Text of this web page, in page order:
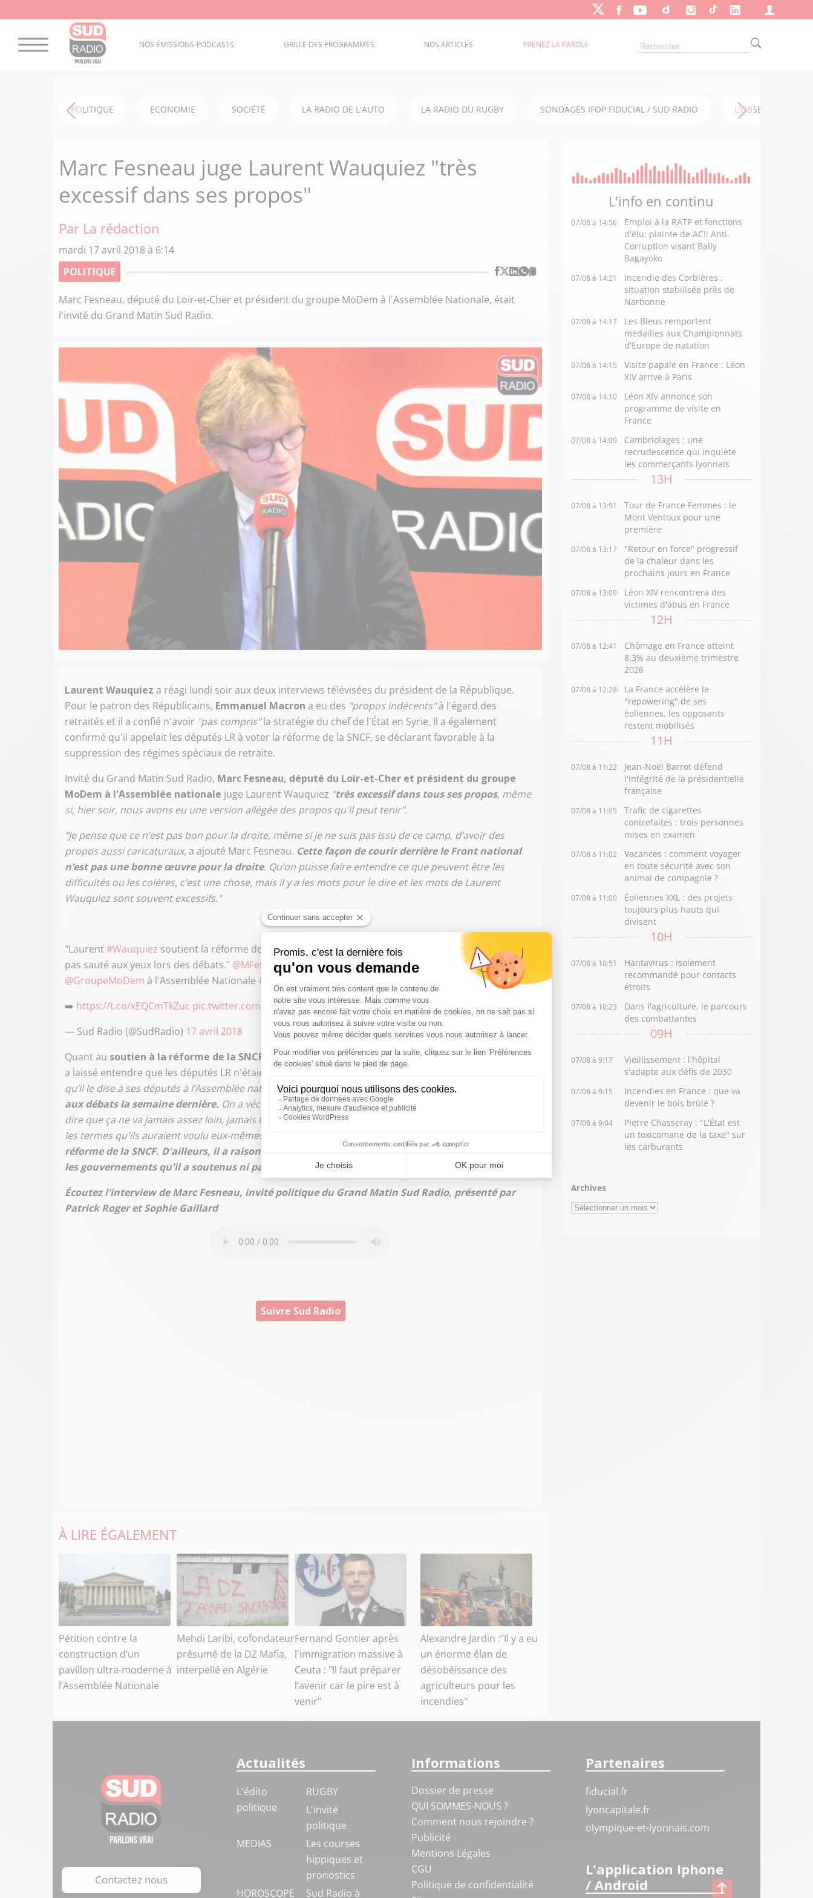
NOS ÉMISSIONS-PODCASTS GRILLE DES PROGRAMMES NOS ARTICLES PRENEZ LA PAROLE
POLITIQUE ECONOMIE SOCIÉTÉ LA RADIO DE L'AUTO LA RADIO DU RUGBY SONDAGES IFOP FIDUCIAL / SUD RADIO L'OBSERVATOIRE
Marc Fesneau juge Laurent Wauquiez "très
excessif dans ses propos"
Par La rédaction
mardi 17 avril 2018 à 6:14
POLITIQUE
Marc Fesneau, député du Loir-et-Cher et président du groupe MoDem à l'Assemblée Nationale, était
l'invité du Grand Matin Sud Radio.
Laurent Wauquiez a réagi lundi soir aux deux interviews télévisées du président de la République.
Pour le patron des Républicains, Emmanuel Macron a eu des "propos indécents"à l'égard des
retraités et il a confié n'avoir "pas compris"la stratégie du chef de l'État en Syrie. Il a également
confirmé qu'il appelait les députés LR à voter la réforme de la SNCF, se déclarant favorable à la
suppression des régimes spéciaux de retraite.
Invité du Grand Matin Sud Radio, Marc Fesneau, député du Loir-et-Cher et président du groupe
MoDem à l'Assemblée nationale juge Laurent Wauquiez "très excessif dans tous ses propos, même
si, hier soir, nous avons eu une version allégée des propos qu'il peut tenir".
"Je pense que ce n’est pas bon pour la droite, même si je ne suis pas issu de ce camp, d’avoir des
propos aussi caricaturaux, a ajouté Marc Fesneau. Cette façon de courir derrière le Front national
n’est pas une bonne œuvre pour la droite. Qu’on puisse faire entendre ce que peuvent être les
difficultés ou les colères, c’est une chose, mais il y a les mots pour le dire et les mots de Laurent
Wauquiez sont souvent excessifs."
"Laurent#Wauquiez soutient la réforme de la SNCF ? il faudrait qu'il le dise aux députés LR. Ça ne m'a
pas sauté aux yeux lors des débats." @MFesneau, député du Loir-et-Cher et président du
@GroupeMoDem à l'Assemblée Nationale #SudRadioMatin
➡️ https://t.co/xEQCmTkZuc pic.twitter.com/ZfWlf6ZnyB
— Sud Radio (@SudRadio) 17 avril 2018
Quant au soutien à la réforme de la SNCF affiché par le président des Républicains, Marc Fesneau
a laissé entendre que les députés LR n'étaient pas forcément sur cette ligne à l'Assemblée :
qu’il le dise à ses députés à l’Assemblée nationale.Ça ne m'a pas sauté aux yeux pour avoir assisté
aux débats la semaine dernière. On a vécu ce qu’on avait vécu sur les ordonnances travail, c’est-à-
dire que ça ne va jamais assez loin, jamais trop fort et c'est toujours une réforme qui ne va pas dans
les termes qu'ils auraient voulu eux-mêmes.
réforme de la SNCF. D'ailleurs, il a raison puisque c'est une réforme qui n'a pas été menée ni par
les gouvernements qu'il a soutenus ni par le précédent qui était là
Écoutez l'interview de Marc Fesneau, invité politique du Grand Matin Sud Radio, présenté par
Patrick Roger et Sophie Gaillard
Suivre Sud Radio
À LIRE ÉGALEMENT
Pétition contre la
construction d’un
pavillon ultra-moderne à
l’Assemblée Nationale
Mehdi Laribi, cofondateur
présumé de la DZ Mafia,
interpellé en Algérie
Fernand Gontier après
l'immigration massive à
Ceuta : "Il faut préparer
l’avenir car le pire est à
venir"
Alexandre Jardin :"Il y a eu
un énorme élan de
désobéissance des
agriculteurs pour les
incendies"
L'info en continu
07/08 à 14:56
Emploi à la RATP et fonctions
d'élu: plainte de AC!! Anti-
Corruption visant Bally
Bagayoko
07/08 à 14:21
Incendie des Corbières :
situation stabilisée près de
Narbonne
07/08 à 14:17
Les Bleus remportent
médailles aux Championnats
d'Europe de natation
07/08 à 14:15
Visite papale en France : Léon
XIV arrive à Paris
07/08 à 14:10
Léon XIV annonce son
programme de visite en
France
07/08 à 14:09
Cambriolages : une
recrudescence qui inquiète
les commerçants lyonnais
13H
07/08 à 13:51
Tour de France Femmes : le
Mont Ventoux pour une
première
07/08 à 13:17
"Retour en force" progressif
de la chaleur dans les
prochains jours en France
07/08 à 13:09
Léon XIV rencontrera des
victimes d'abus en France
12H
07/08 à 12:41
Chômage en France atteint
8,3% au deuxième trimestre
2026
07/08 à 12:28
La France accélère le
"repowering" de ses
éoliennes, les opposants
restent mobilisés
11H
07/08 à 11:22
Jean-Noël Barrot défend
l'intégrité de la présidentielle
française
07/08 à 11:05
Trafic de cigarettes
contrefaites : trois personnes
mises en examen
07/08 à 11:02
Vacances : comment voyager
en toute sécurité avec son
animal de compagnie ?
07/08 à 11:00
Éoliennes XXL : des projets
toujours plus hauts qui
divisent
10H
07/08 à 10:51
Hantavirus : isolement
recommandé pour contacts
étroits
07/08 à 10:23
Dans l'agriculture, le parcours
des combattantes
09H
07/08 à 9:17
Vieillissement : l'hôpital
s'adapte aux défis de 2030
07/08 à 9:15
Incendies en France : que va
devenir le bois brûlé ?
07/08 à 9:04
Pierre Chasseray : "L'État est
un toxicomane de la taxe" sur
les carburants
Archives
Archives
Contactez nous
Actualités
L'édito
politique
RUGBY
L'invité
politique
MEDIAS
Les courses
hippiques et
pronostics
HOROSCOPE
Sud Radio à
Informations
Dossier de presse
QUI SOMMES-NOUS ?
Comment nous rejoindre ?
Publicité
Mentions Légales
CGU
Politique de confidentialité
Partenaires
fiducial.fr
lyoncapitale.fr
olympique-et-lyonnais.com
L'application Iphone
/ Android